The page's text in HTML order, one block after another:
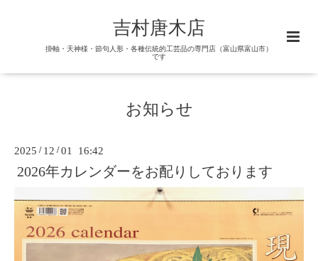
吉村唐木店
掛軸・天神様・節句人形・各種伝統的工芸品の専門店（富山県富山市）
です
お知らせ
2025 / 12 /01 16:42
2026年カレンダーをお配りしております